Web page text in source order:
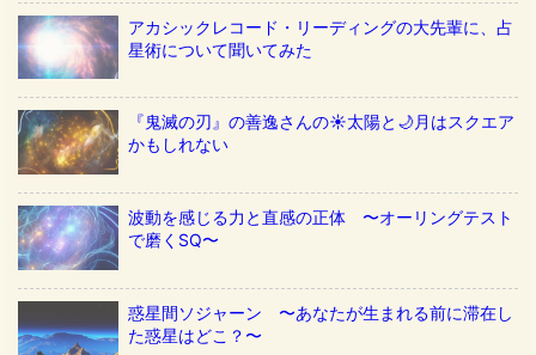
アカシックレコード・リーディングの大先輩に、占
星術について聞いてみた
『鬼滅の刃』の善逸さんの☀️太陽と🌙月はスクエア
かもしれない
波動を感じる力と直感の正体 〜オーリングテスト
で磨くSQ〜
惑星間ソジャーン 〜あなたが生まれる前に滞在し
た惑星はどこ？〜